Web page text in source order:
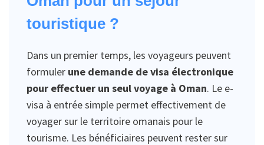
touristique ?
Dans un premier temps, les voyageurs peuvent
formuler une demande de visa électronique
pour effectuer un seul voyage à Oman. Le e-
visa à entrée simple permet effectivement de
voyager sur le territoire omanais pour le
tourisme. Les bénéficiaires peuvent rester sur